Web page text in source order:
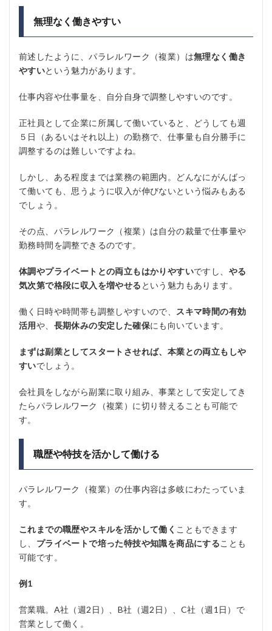
無理なく働きやすい
前述したように、パラレルワーク（複業）は無理なく働き
やすいという魅力があります。
仕事内容や仕事量を、自分自身で調整しやすいのです。
正社員として企業に所属して働いていると、どうしても週
５日（あるいはそれ以上）の勤務で、仕事量も自分勝手に
調整するのは難しいですよね。
しかし、ある程度までは業務の範囲内。どんなにがんばっ
て働いても、思うように収入が伸びないという悩みもある
でしょう。
その点、パラレルワーク（複業）は自分の裁量で仕事量や
勤務時間を調整できるのです。
体調やプライベートとの両立もはかりやすいですし、 やる
気次第で格段に収入を増やせる という魅力もあります。
働く日時や時間帯も調整しやすいので、
スキマ時間の有効
活用や、 長期休みの安定した確保にも向いています。
まずは副業としてスタートさせれば、本業との両立もしや
すいでしょう。
会社員をしながら副業に取り組み、事業として安定してき
たらパラレルワーク（複業）に切り替えることも可能で
す。
職歴や特技を活かして働ける
パラレルワーク（複業）の仕事内容は多岐にわたっていま
す。
これまでの職歴やスキルを活かして働く こともできます
し、 プライベートで培った特技や知識を商品にすることも
可能です。
例1
営業職。A社（週2日）、B社（週2日）、C社（週1日）で
営業として働く。